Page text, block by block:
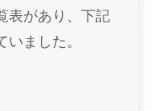
表があり、下記
ました。